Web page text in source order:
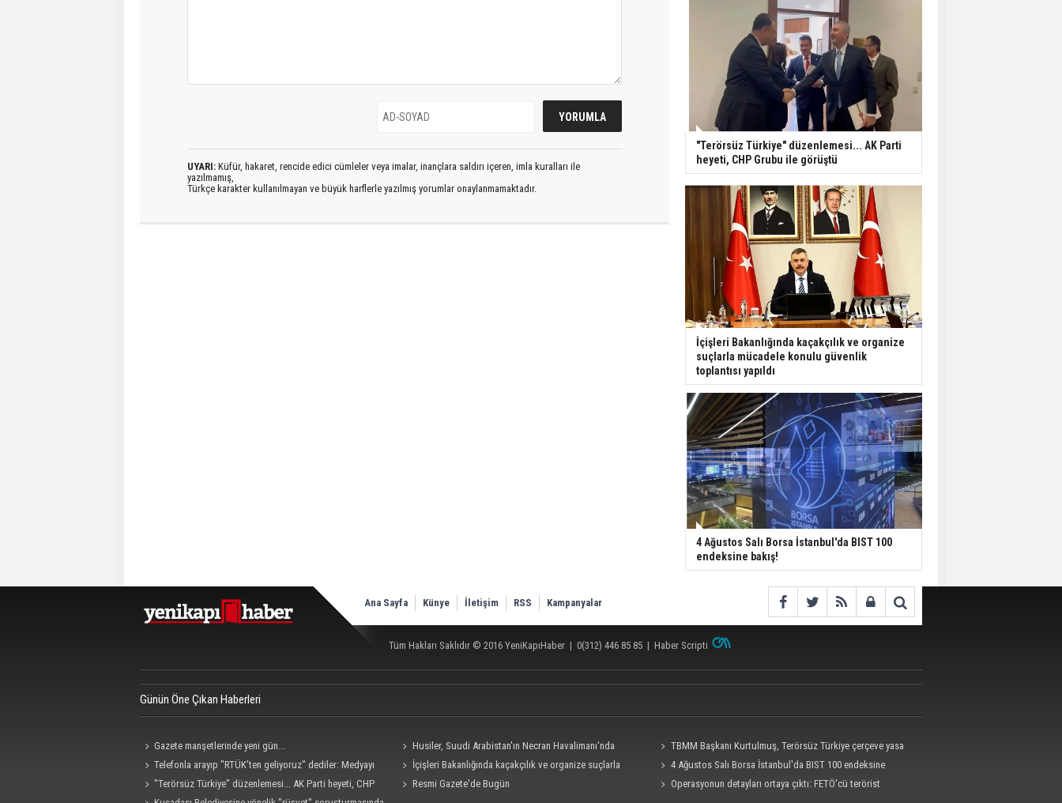
UYARI: Küfür, hakaret, rencide edici cümleler veya imalar, inançlara saldırı içeren, imla kuralları ile
yazılmamış,
Türkçe karakter kullanılmayan ve büyük harflerle yazılmış yorumlar onaylanmamaktadır.
"Terörsüz Türkiye" düzenlemesi... AK Parti
heyeti, CHP Grubu ile görüştü
İçişleri Bakanlığında kaçakçılık ve organize
suçlarla mücadele konulu güvenlik
toplantısı yapıldı
4 Ağustos Salı Borsa İstanbul'da BIST 100
endeksine bakış!
Ana Sayfa Künye İletişim RSS Kampanyalar
Tüm Hakları Saklıdır © 2016 YeniKapıHaber | 0(312) 446 85 85 | Haber Scripti
Günün Öne Çıkan Haberleri
Gazete manşetlerinde yeni gün...
Husiler, Suudi Arabistan'ın Necran Havalimanı'nda
kamikaze İHA ile "hassas bir hedefi" vurduklarını açıkladı
TBMM Başkanı Kurtulmuş, Terörsüz Türkiye çerçeve yasa
teklifine imza attı
Telefonla arayıp "RTÜK'ten geliyoruz" dediler: Medyayı
hedef alan akılalmaz tuzak ifşa oldu
İçişleri Bakanlığında kaçakçılık ve organize suçlarla
mücadele konulu güvenlik toplantısı yapıldı
4 Ağustos Salı Borsa İstanbul'da BIST 100 endeksine
bakış!
"Terörsüz Türkiye" düzenlemesi... AK Parti heyeti, CHP
Resmi Gazete'de Bugün
Operasyonun detayları ortaya çıktı: FETÖ'cü terörist